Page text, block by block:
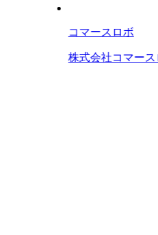
コマースロボ
株式会社コマース